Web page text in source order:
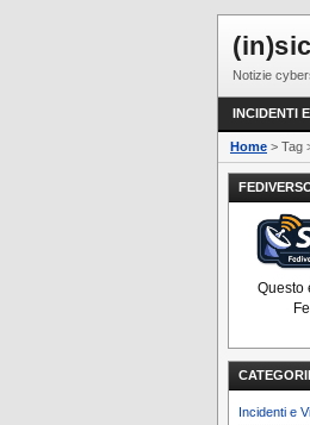
Notizie
INCIDENTI
Home > Tag
Questo
Incidenti e